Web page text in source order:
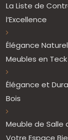
La Liste de
l’Excellence
Élégance
Meubles en Teck
Élégance et
Bois
Meuble de Salle
Votre Espace